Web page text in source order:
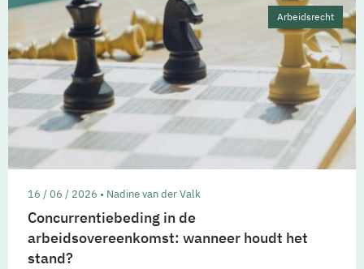
Arbeidsrecht
16 / 06 / 2026 • Nadine van der Valk
Concurrentiebeding in de
arbeidsovereenkomst: wanneer houdt het
stand?